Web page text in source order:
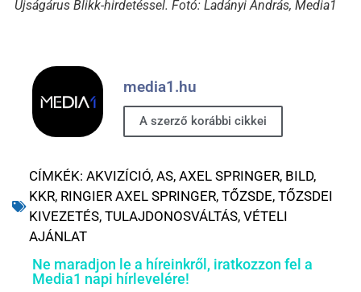
Újságárus Blikk-hirdetéssel. Fotó: Ladányi András, Media1
media1.hu
A szerző korábbi cikkei
CÍMKÉK: AKVIZÍCIÓ, AS, AXEL SPRINGER, BILD,
KKR, RINGIER AXEL SPRINGER, TŐZSDE, TŐZSDEI
KIVEZETÉS, TULAJDONOSVÁLTÁS, VÉTELI
AJÁNLAT
Ne maradjon le a híreinkről, iratkozzon fel a
Media1 napi hírlevelére!